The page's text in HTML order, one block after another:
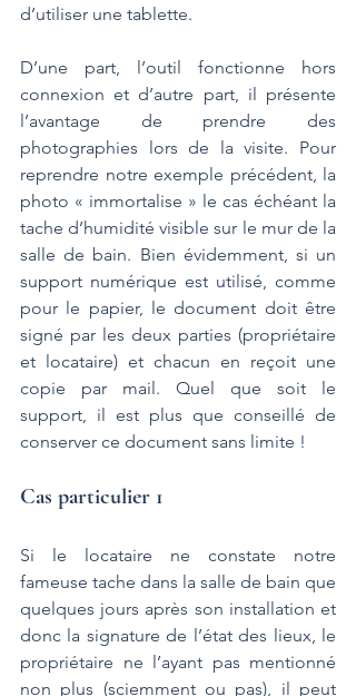
d’utiliser une tablette.
D’une part, l’outil fonctionne hors
connexion et d’autre part, il présente
l’avantage de prendre des
photographies lors de la visite. Pour
reprendre notre exemple précédent, la
photo « immortalise » le cas échéant la
tache d’humidité visible sur le mur de la
salle de bain. Bien évidemment, si un
support numérique est utilisé, comme
pour le papier, le document doit être
signé par les deux parties (propriétaire
et locataire) et chacun en reçoit une
copie par mail. Quel que soit le
support, il est plus que conseillé de
conserver ce document sans limite !
Cas particulier 1
Si le locataire ne constate notre
fameuse tache dans la salle de bain que
quelques jours après son installation et
donc la signature de l’état des lieux, le
propriétaire ne l’ayant pas mentionné
non plus (sciemment ou pas), il peut